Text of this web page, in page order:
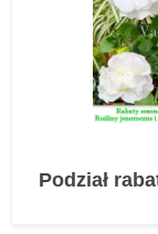
Podział